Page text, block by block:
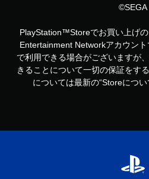
©SEGA
PlayStation™Storeでお買い上げ
Entertainment Networkアカウン
で利用できる場合がございますが
きることについて一切の保証をす
については最新の“Storeについ